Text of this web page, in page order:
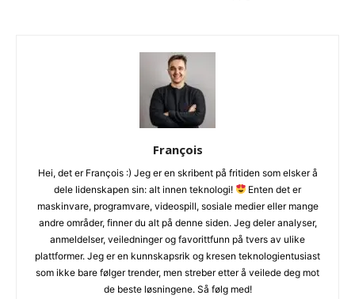
François
Hei, det er François :) Jeg er en skribent på fritiden som elsker å
dele lidenskapen sin: alt innen teknologi!
Enten det er
maskinvare, programvare, videospill, sosiale medier eller mange
andre områder, finner du alt på denne siden. Jeg deler analyser,
anmeldelser, veiledninger og favorittfunn på tvers av ulike
plattformer. Jeg er en kunnskapsrik og kresen teknologientusiast
som ikke bare følger trender, men streber etter å veilede deg mot
de beste løsningene. Så følg med!